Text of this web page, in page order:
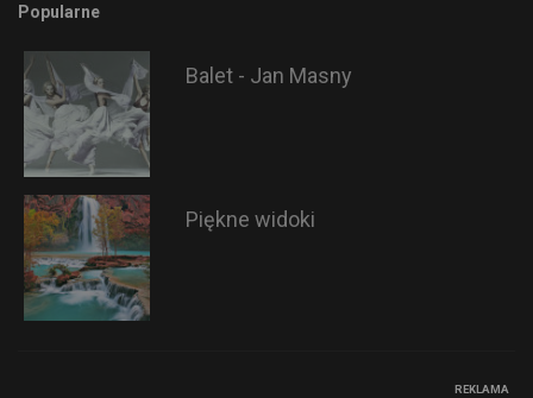
Popularne
Balet - Jan Masny
Piękne widoki
REKLAMA